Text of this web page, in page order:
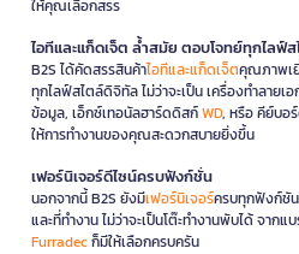
ให้คุณเลือกสรร
ไอทีและแก็ดเจ็ต ล้ำสมัย ตอบโจทย์ทุกไลฟ์
B2S ได้คัดสรรสินค้าไอทีและแก็ดเจ็ตคุณภาพเ
ทุกไลฟ์สไตล์ดิจิทัล ไม่ว่าจะเป็น เครื่องทำลายเอ
ข้อมูล, เอ็กซ์เทอนัลฮาร์ดดิสก์WD, หรือ คีย์บอ
ให้การทำงานของคุณสะดวกสบายยิ่งขึ้น
เฟอร์นิเจอร์ดีไซน์ครบฟังก์ชั่น
นอกจากนี้ B2S ยังมีเฟอร์นิเจอร์ครบทุกฟังก์ชั
และที่ทำงาน ไม่ว่าจะเป็นโต๊ะทำงานพับได้ จากแ
Furradecก็มีให้เลือกครบครัน